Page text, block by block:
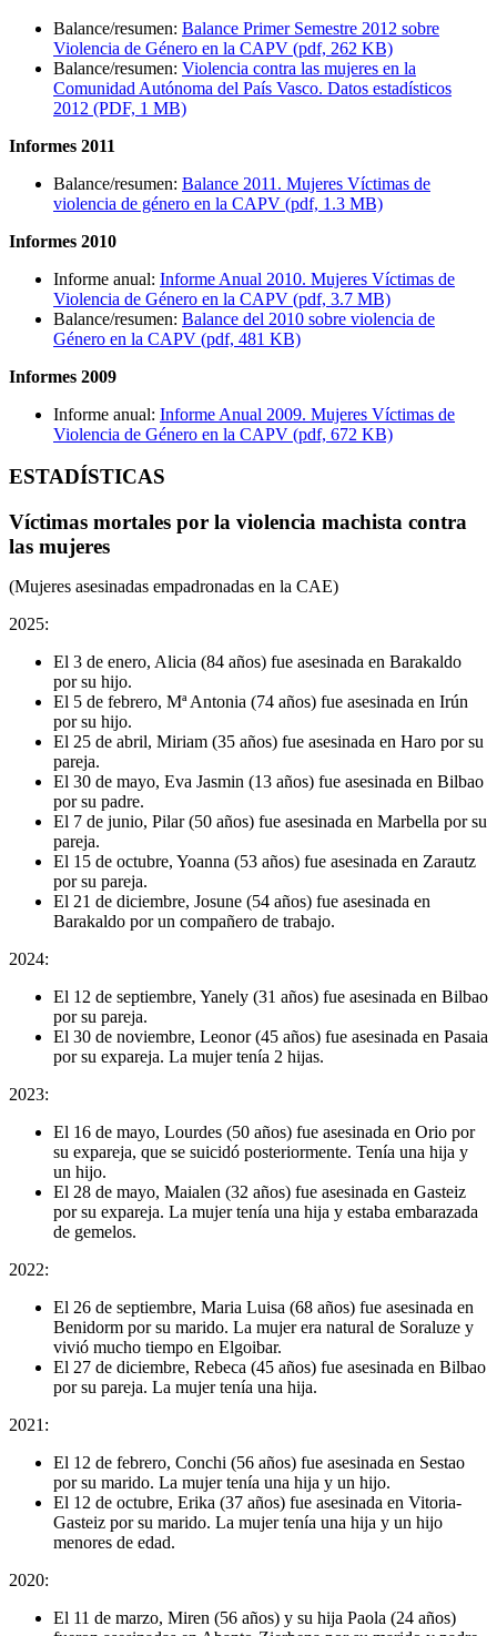
Balance/resumen: Balance Primer Semestre 2012 sobre
Violencia de Género en la CAPV (pdf, 262 KB)
Balance/resumen: Violencia contra las mujeres en la
Comunidad Autónoma del País Vasco. Datos estadísticos
2012 (PDF, 1 MB)
Informes 2011
Balance/resumen: Balance 2011. Mujeres Víctimas de
violencia de género en la CAPV (pdf, 1.3 MB)
Informes 2010
Informe anual: Informe Anual 2010. Mujeres Víctimas de
Violencia de Género en la CAPV (pdf, 3.7 MB)
Balance/resumen: Balance del 2010 sobre violencia de
Género en la CAPV (pdf, 481 KB)
Informes 2009
Informe anual: Informe Anual 2009. Mujeres Víctimas de
Violencia de Género en la CAPV (pdf, 672 KB)
ESTADÍSTICAS
Víctimas mortales por la violencia machista contra
las mujeres
(Mujeres asesinadas empadronadas en la CAE)
2025:
El 3 de enero, Alicia (84 años) fue asesinada en Barakaldo
por su hijo.
El 5 de febrero, Mª Antonia (74 años) fue asesinada en Irún
por su hijo.
El 25 de abril, Miriam (35 años) fue asesinada en Haro por su
pareja.
El 30 de mayo, Eva Jasmin (13 años) fue asesinada en Bilbao
por su padre.
El 7 de junio, Pilar (50 años) fue asesinada en Marbella por su
pareja.
El 15 de octubre, Yoanna (53 años) fue asesinada en Zarautz
por su pareja.
El 21 de diciembre, Josune (54 años) fue asesinada en
Barakaldo por un compañero de trabajo.
2024:
El 12 de septiembre, Yanely (31 años) fue asesinada en Bilbao
por su pareja.
El 30 de noviembre, Leonor (45 años) fue asesinada en Pasaia
por su expareja. La mujer tenía 2 hijas.
2023:
El 16 de mayo, Lourdes (50 años) fue asesinada en Orio por
su expareja, que se suicidó posteriormente. Tenía una hija y
un hijo.
El 28 de mayo, Maialen (32 años) fue asesinada en Gasteiz
por su expareja. La mujer tenía una hija y estaba embarazada
de gemelos.
2022:
El 26 de septiembre, Maria Luisa (68 años) fue asesinada en
Benidorm por su marido. La mujer era natural de Soraluze y
vivió mucho tiempo en Elgoibar.
El 27 de diciembre, Rebeca (45 años) fue asesinada en Bilbao
por su pareja. La mujer tenía una hija.
2021:
El 12 de febrero, Conchi (56 años) fue asesinada en Sestao
por su marido. La mujer tenía una hija y un hijo.
El 12 de octubre, Erika (37 años) fue asesinada en Vitoria-
Gasteiz por su marido. La mujer tenía una hija y un hijo
menores de edad.
2020:
El 11 de marzo, Miren (56 años) y su hija Paola (24 años)